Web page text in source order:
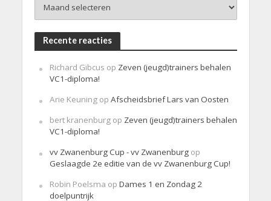
Recente reacties
Richard Gibcus op Zeven (jeugd)trainers behalen
VC1-diploma!
Arie Keuningop Afscheidsbrief Lars van Oosten
bert kranenburgop Zeven (jeugd)trainers behalen
VC1-diploma!
vv Zwanenburg Cup - vv Zwanenburgop
Geslaagde 2e editie van de vv Zwanenburg Cup!
Robin Poelsma op Dames 1 en Zondag 2
doelpuntrijk